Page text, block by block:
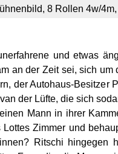
8 Rollen 4w/4m,
und etwas
an der Zeit sei, sich
der Autohaus-
der Lüfte, die sich
Mann in ihrer
Zimmer und
Ritschi